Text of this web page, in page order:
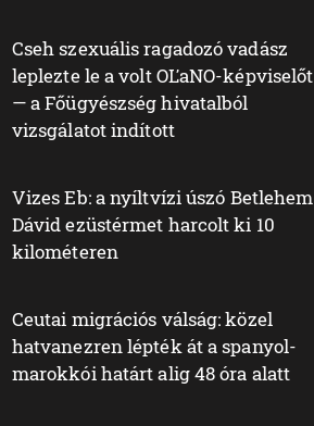
Cseh szexuális ragadozó vadász
leplezte le a volt OĽaNO-képviselőt
— a Főügyészség hivatalból
vizsgálatot indított
Vizes Eb: a nyíltvízi úszó Betlehem
Dávid ezüstérmet harcolt ki 10
kilométeren
Ceutai migrációs válság: közel
hatvanezren lépték át a spanyol-
marokkói határt alig 48 óra alatt